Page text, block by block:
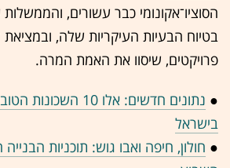
הסוציו־אקונומי כבר עשורים,
בטיוח הבעיות העיקריות שלה, ובמציאת
פרויקטים, שיסוו את האמת המרה.
●
נתונים חדשים: אלו 10
בישראל
● חולון, חיפה ואבו גוש: תוכניות